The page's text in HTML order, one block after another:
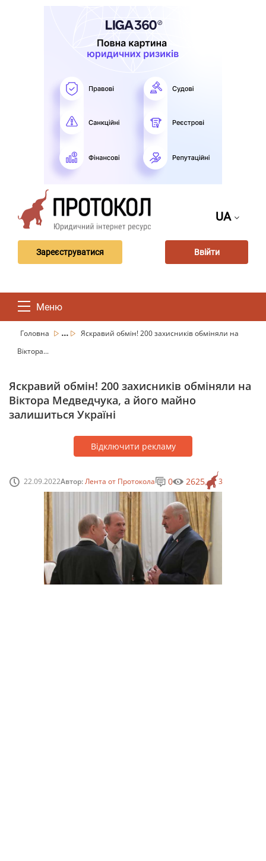
UA
Зареєструватися Ввійти
Меню
Головна ...
Яскравий обмін! 200 захисників обміняли на
Віктора...
Яскравий обмін! 200 захисників обміняли на
Віктора Медведчука, а його майно
залишиться Україні
Відключити рекламу
22.09.2022Автор:Лента от Протокола 3
0 2625